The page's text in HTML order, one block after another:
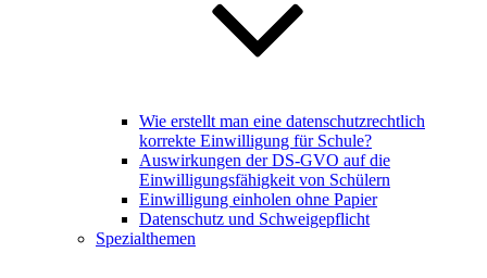
Wie erstellt man eine datenschutzrechtlich
korrekte Einwilligung für Schule?
Auswirkungen der DS-GVO auf die
Einwilligungsfähigkeit von Schülern
Einwilligung einholen ohne Papier
Datenschutz und Schweigepflicht
Spezialthemen